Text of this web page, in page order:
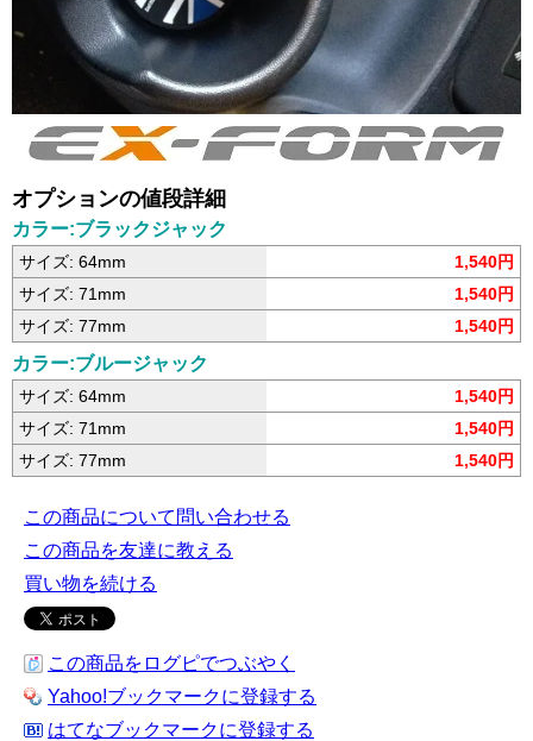
オプションの値段詳細
カラー:ブラックジャック
サイズ: 64mm
1,540円
サイズ: 71mm
1,540円
サイズ: 77mm
1,540円
カラー:ブルージャック
サイズ: 64mm
1,540円
サイズ: 71mm
1,540円
サイズ: 77mm
1,540円
この商品について問い合わせる
この商品を友達に教える
買い物を続ける
この商品をログピでつぶやく
Yahoo!ブックマークに登録する
はてなブックマークに登録する